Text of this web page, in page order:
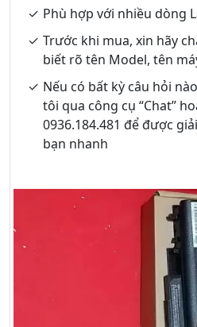
Phù hợp với nhiều dòng
Trước khi mua, xin hãy
biết rõ tên Model, tên
Nếu có bất kỳ câu hỏi
tôi qua công cụ “Chat”
0936.184.481 để được
bạn nhanh